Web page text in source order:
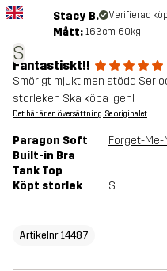
S
Stacy B. Verifierad
Mått: 163cm, 60kg
Fantastiskt!!
Smörigt mjukt men stödd Ser
storleken Ska köpa igen!
Det här är en översättning. Se originalet
Paragon Soft
Built-in Bra
Tank Top
Forget-Me-
Köpt storlek S
Artikelnr 14487